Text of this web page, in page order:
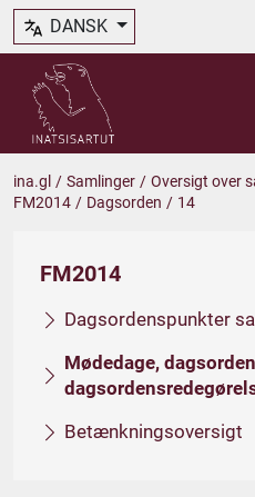
DANSK
ina.gl / Samlinger / Oversigt over
FM2014 / Dagsorden / 14
FM2014
Dagsordenspunkter
Mødedage,
Betænkningsoversigt